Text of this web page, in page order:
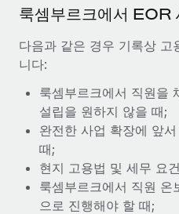
법인 설립을 빠르고 준법적으
글로벌 인재 이동 및 전근
직원 해외 이전을 간편하게 처
복리후생
손쉬운 직원 복리후생 관리
세금
블로그 둘러보기
블로그
Remote 제품 관련 소식:
Remote Contractor
Remote의 사명은 모든 규모의
장 적합 사람을 찾아 채용 및 관리
룩셈부르크에서 EOR
다음과 같은 경우 기록상 고
니다:
룩셈부르크에서 직원을
설립을 원하지 않을 때;
완전한 사업 확장에 앞
때;
현지 고용법 및 세무 요
룩셈부르크에서 직원 온
으로 진행해야 할 때;